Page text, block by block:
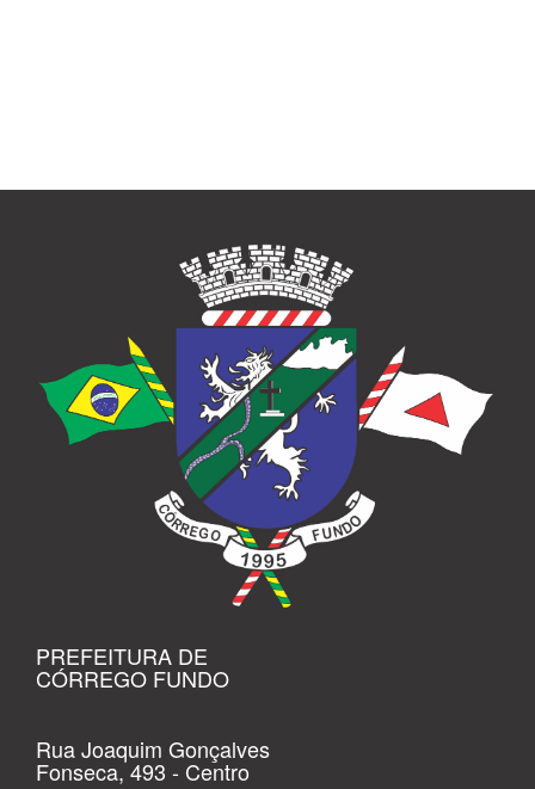
PREFEITURA DE
CÓRREGO FUNDO
Rua Joaquim Gonçalves
Fonseca, 493 - Centro